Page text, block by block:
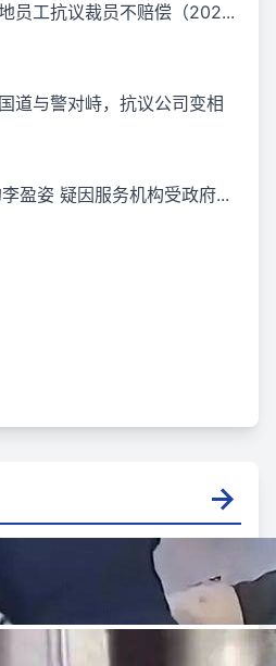
员工抗议裁员不赔偿（202...
道与警对峙，抗议公司变相
盈姿 疑因服务机构受政府...